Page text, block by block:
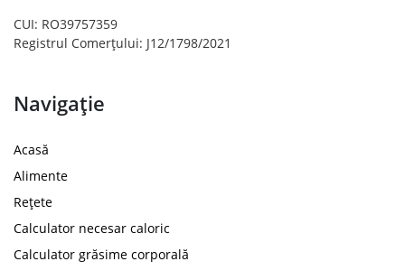
CUI: RO39757359
Registrul Comerțului: J12/1798/2021
Navigație
Acasă
Alimente
Rețete
Calculator necesar caloric
Calculator grăsime corporală